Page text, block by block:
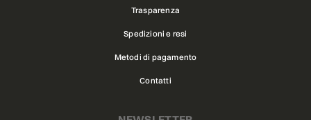
Trasparenza
Spedizioni e resi
Metodi di pagamento
Contatti